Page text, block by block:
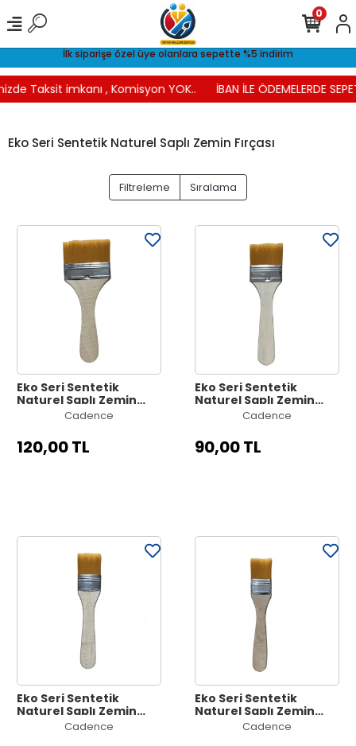
İlk siparişe özel üye olanlara sepette %5 indirim
Taksit imkanı , Komisyon YOK.. İBAN İLE ÖDEMELERDE
0
Eko Seri Sentetik Naturel Saplı Zemin Fırçası
Filtreleme Sıralama
Eko Seri Sentetik
Naturel Saplı Zemin
Fırçası No:10
Cadence
120,00 TL
Eko Seri Sentetik
Naturel Saplı Zemin
Fırçası No:7Cadence
90,00 TL
Eko Seri Sentetik
Naturel Saplı Zemin
Fırçası No:5Cadence
Eko Seri Sentetik
Naturel Saplı Zemin
Fırçası No:3Cadence